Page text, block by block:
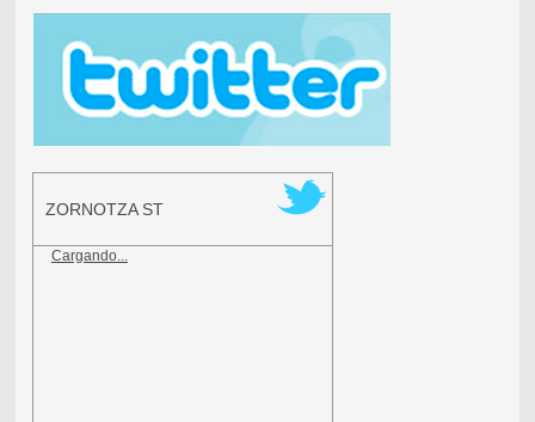
ZORNOTZA ST
Cargando...